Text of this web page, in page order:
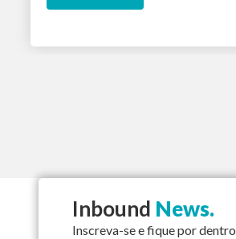
Inbound News.
Inscreva-se e fique por dentro